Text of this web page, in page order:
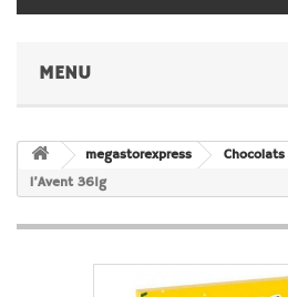
MENU
megastorexpress Chocolats
l’Avent 361g